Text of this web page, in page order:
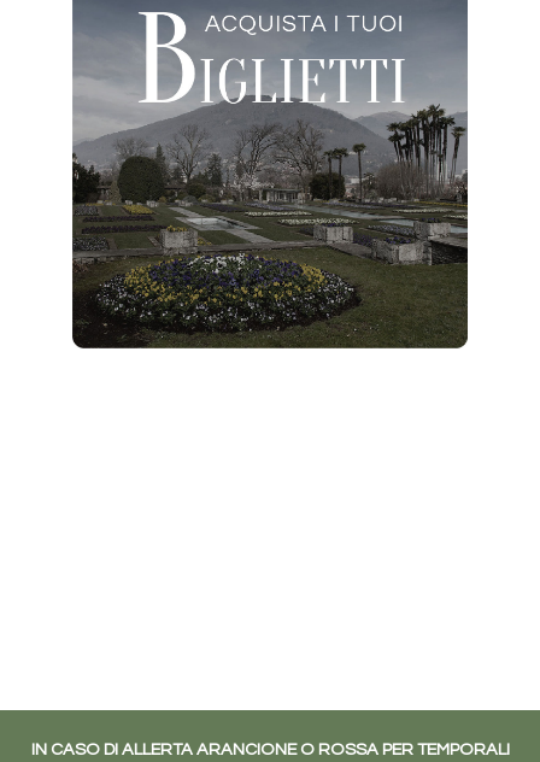
IN CASO DI ALLERTA ARANCIONE O ROSSA PER TEMPORALI